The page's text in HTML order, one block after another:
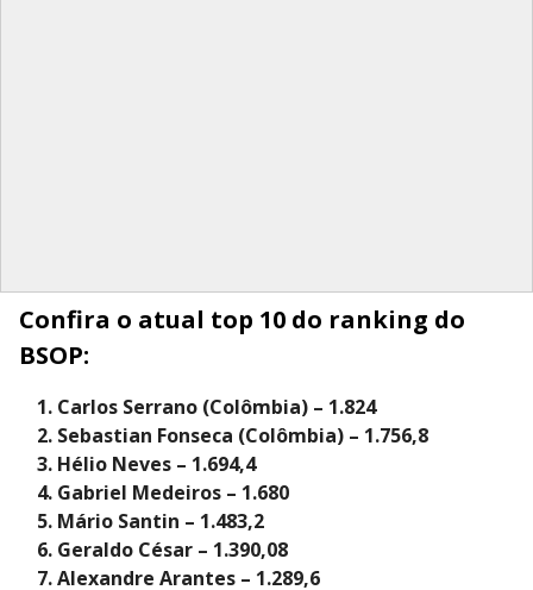
Confira o atual top 10 do ranking do
BSOP:
Carlos Serrano (Colômbia) – 1.824
Sebastian Fonseca (Colômbia) – 1.756,8
Hélio Neves – 1.694,4
Gabriel Medeiros – 1.680
Mário Santin – 1.483,2
Geraldo César – 1.390,08
Alexandre Arantes – 1.289,6